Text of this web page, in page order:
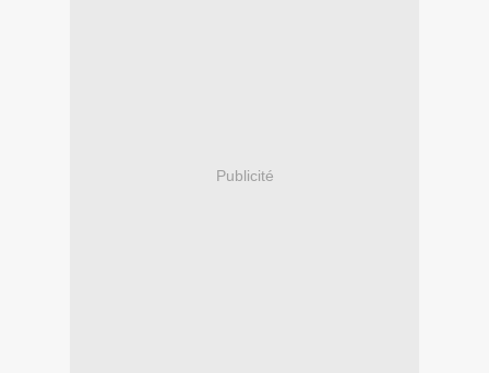
Publicité